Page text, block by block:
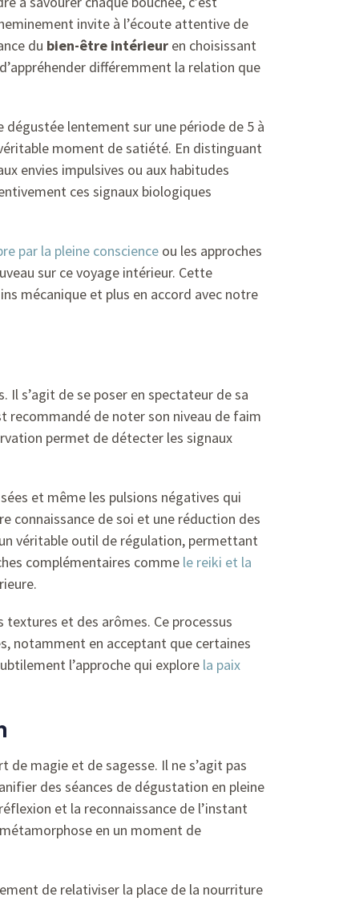
invite à l’écoute attentive de
du bien-être intérieur en choisissant
différemment la relation que
dégustée lentement sur une période de 5 à
moment de satiété. En distinguant
envies impulsives ou aux habitudes
ces signaux biologiques
par la pleine conscience ou les approches
sur ce voyage intérieur. Cette
mécanique et plus en accord avec notre
s’agit de se poser en spectateur de sa
recommandé de noter son niveau de faim
permet de détecter les signaux
et même les pulsions négatives qui
connaissance de soi et une réduction des
véritable outil de régulation, permettant
complémentaires comme le reiki et la
et des arômes. Ce processus
notamment en acceptant que certaines
l’approche qui explore la paix
de magie et de sagesse. Il ne s’agit pas
des séances de dégustation en pleine
et la reconnaissance de l’instant
en un moment de
de relativiser la place de la nourriture